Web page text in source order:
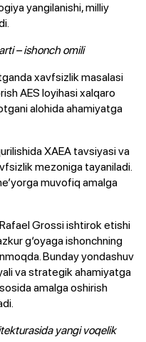
yangilanishi, milliy
– ishonch omili
xavfsizlik masalasi
AES loyihasi xalqaro
alohida ahamiyatga
XAEA tavsiyasi va
mezoniga tayaniladi.
muvofiq amalga
Grossi ishtirok etishi
g‘oyaga ishonchning
Bunday yondashuv
va strategik ahamiyatga
amalga oshirish
yangi voqelik